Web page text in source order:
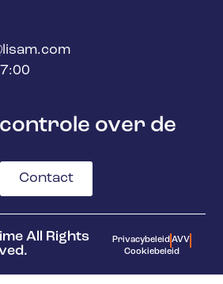
over de
Contact
All Rights
PrivacybeleidAVV
Cookiebeleid